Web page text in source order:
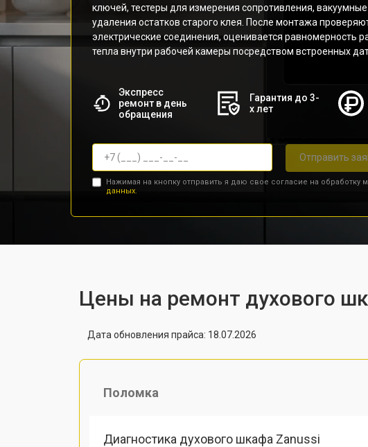
ключей, тестеры для измерения сопротивления,
удаления остатков старого клея. После монтажа
электрические соединения, оценивается равномерность
тепла внутри рабочей камеры посредством встроенных
Экспресс
ремонт в день
обращения
Гарантия до 3-
х лет
Отправить
Нажимая на кнопку отправить я даю свое согласие на обработку
данных.
Цены на ремонт духового
Дата обновления прайса: 18.07.2026
Поломка
Диагностика духового шкафа Zanussi